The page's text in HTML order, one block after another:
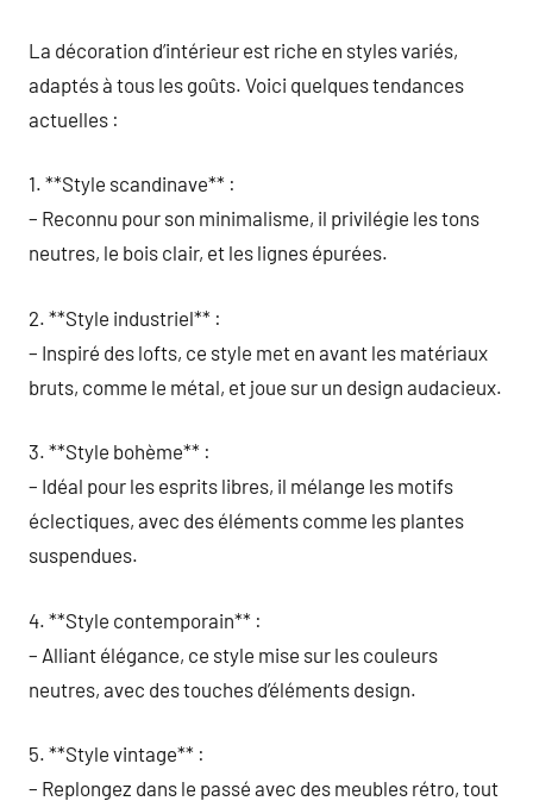
La décoration d’intérieur est riche en styles variés,
adaptés à tous les goûts. Voici quelques tendances
actuelles :
1. **Style scandinave** :
– Reconnu pour son minimalisme, il privilégie les tons
neutres, le bois clair, et les lignes épurées.
2. **Style industriel** :
– Inspiré des lofts, ce style met en avant les matériaux
bruts, comme le métal, et joue sur un design audacieux.
3. **Style bohème** :
– Idéal pour les esprits libres, il mélange les motifs
éclectiques, avec des éléments comme les plantes
suspendues.
4. **Style contemporain** :
– Alliant élégance, ce style mise sur les couleurs
neutres, avec des touches d’éléments design.
5. **Style vintage** :
– Replongez dans le passé avec des meubles rétro, tout